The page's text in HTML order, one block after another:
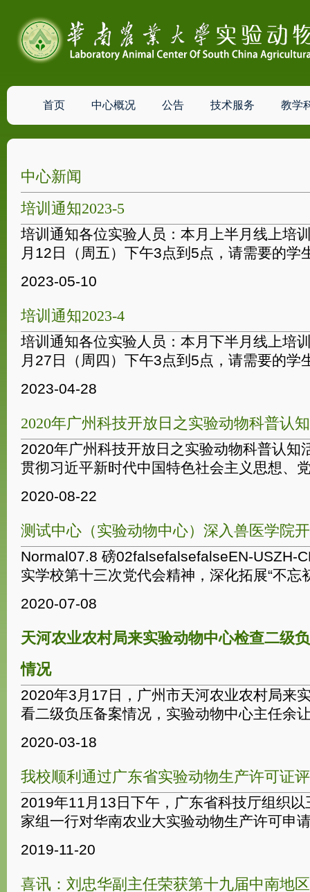
首页 中心概况 公告 技术服务 教学
中心新闻
培训通知2023-5
培训通知各位实验人员：本月上半月线上培
月12日（周五）下午3点到5点，请需要的学
2023-05-10
培训通知2023-4
培训通知各位实验人员：本月下半月线上培
月27日（周四）下午3点到5点，请需要的学
2023-04-28
2020年广州科技开放日之实验动物科普认
2020年广州科技开放日之实验动物科普认知
贯彻习近平新时代中国特色社会主义思想、
2020-08-22
测试中心（实验动物中心）深入兽医学院
Normal07.8 磅02falsefalsefalseEN-USZH-
实学校第十三次党代会精神，深化拓展“不忘
2020-07-08
天河农业农村局来实验动物中心检查二级
情况
2020年3月17日，广州市天河农业农村局来
看二级负压备案情况，实验动物中心主任余
2020-03-18
我校顺利通过广东省实验动物生产许可证
2019年11月13日下午，广东省科技厅组织
家组一行对华南农业大实验动物生产许可申
2019-11-20
喜讯：刘忠华副主任荣获第十九届中南地